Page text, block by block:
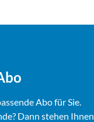
Abo für Sie.
Dann stehen Ihnen